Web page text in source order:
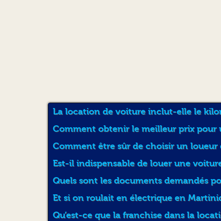
La location de voiture inclut-elle le
Comment obtenir le meilleur prix
Comment être sûr de choisir un
Est-il indispensable de louer une
Quels sont les documents demandés
Et si on roulait en électrique en
Qu’est-ce que la franchise dans la